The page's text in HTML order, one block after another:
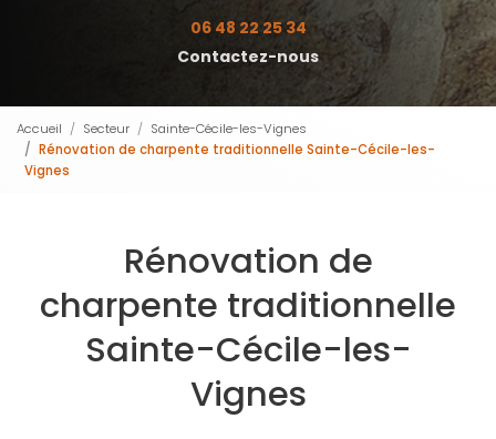
06 48 22 25 34
Contactez-nous
Accueil Secteur
Sainte-Cécile-les-Vignes
Rénovation de charpente traditionnelle Sainte-Cécile-les-
Vignes
Rénovation de
charpente traditionnelle
Sainte-Cécile-les-
Vignes